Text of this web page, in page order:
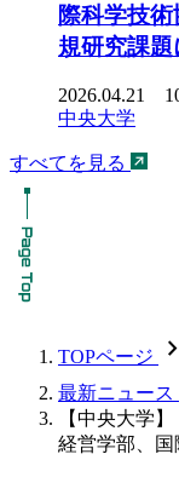
際科学技
規研究課
2026.04.21
中央大学
すべてを見る
TOPページ chevron_forward
最新ニュース
【中央大学
経営学部、